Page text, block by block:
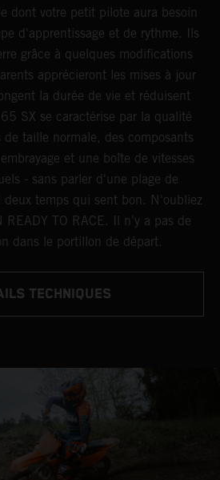
dont votre petit pilote aura besoin
d'apprentissage et de rythme. Ils
grâce à quelques modifications
apprécieront les mises à jour
la durée de vie et réduisent
SX se caractérise par la qualité
taille normale, des composants
et une boîte de vitesses
- sans parler d'une plage de
deux temps qui sent bon. N'oubliez
READY TO RACE. Il n'y a pas de
dans le portillon de départ.
TECHNIQUES